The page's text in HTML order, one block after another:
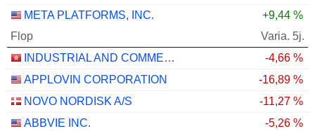
META PLATFORMS, INC.
+9,44 %
Flop
Varia. 5j.
INDUSTRIAL AND COMMERCIAL BANK OF CHINA LIMITED
-4,66 %
APPLOVIN CORPORATION
-16,89 %
NOVO NORDISK A/S
-11,27 %
ABBVIE INC.
-5,26 %